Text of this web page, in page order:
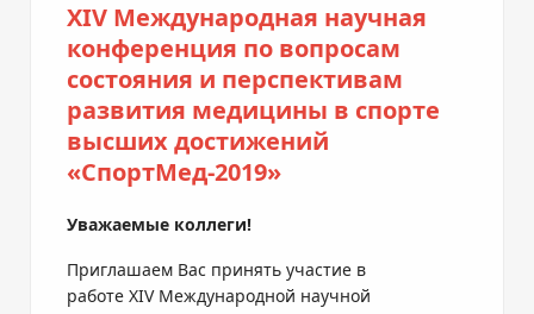
XIV Международная научная
конференция по вопросам
состояния и перспективам
развития медицины в спорте
высших достижений
«СпортМед-2019»
Уважаемые коллеги!
Приглашаем Вас принять участие в
работе XIVМеждународной научной